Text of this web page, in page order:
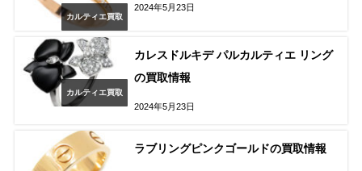
カルティエ買取
2024年5月23日
カルティエ買取
カレスドルキデ パルカルティエ リング
の買取情報
2024年5月23日
ラブリングピンクゴールドの買取情報